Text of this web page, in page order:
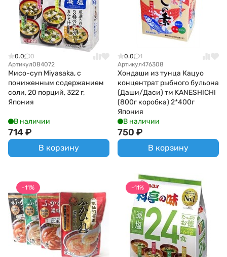
0.0
0
Артикул084072
Мисо-суп Miyasaka, с
пониженным содержанием
соли, 20 порций, 322 г,
Япония
В наличии
714₽
В корзину
0.0
1
Артикул476308
Хондаши из тунца Кацуо
концентрат рыбного бульона
(Даши/Даси) тм KANESHICHI
(800г коробка) 2*400г
Япония
В наличии
750 ₽
В корзину
-11% -11%